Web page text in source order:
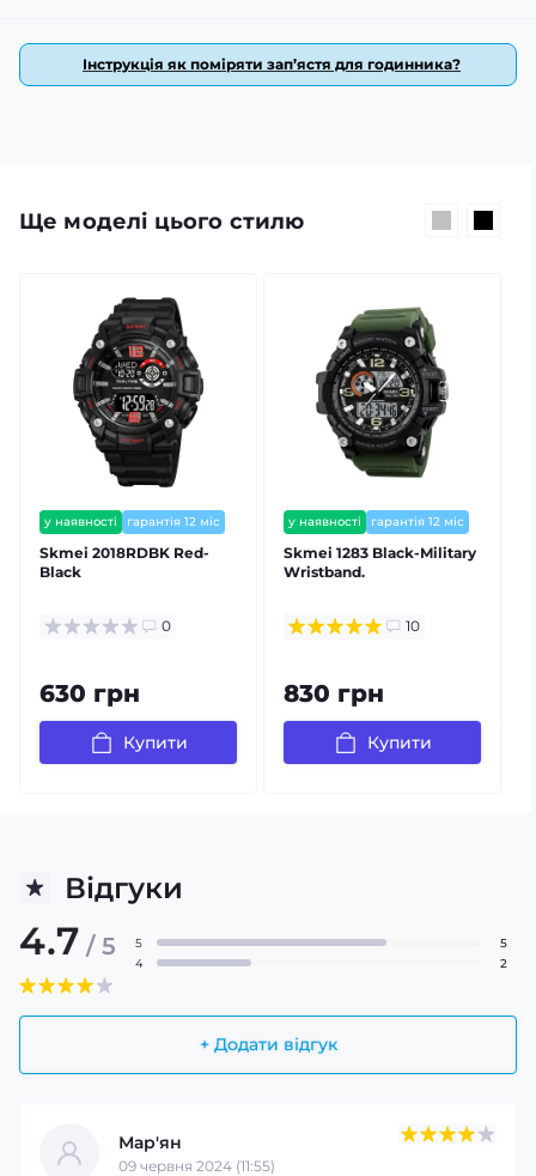
Інструкція як поміряти зап’ястя для годинника?
Ще моделі цього стилю
у наявності гарантія 12 міс
Skmei 2018RDBK Red-
Black
0
630 грн
Купити
у наявності гарантія 12 міс
Skmei 1283 Black-Military
Wristband.
10
830 грн
Купити
Відгуки
4.7 / 5
+ Додати відгук
5
5
4
2
Мар'ян
09 червня 2024 (11:55)